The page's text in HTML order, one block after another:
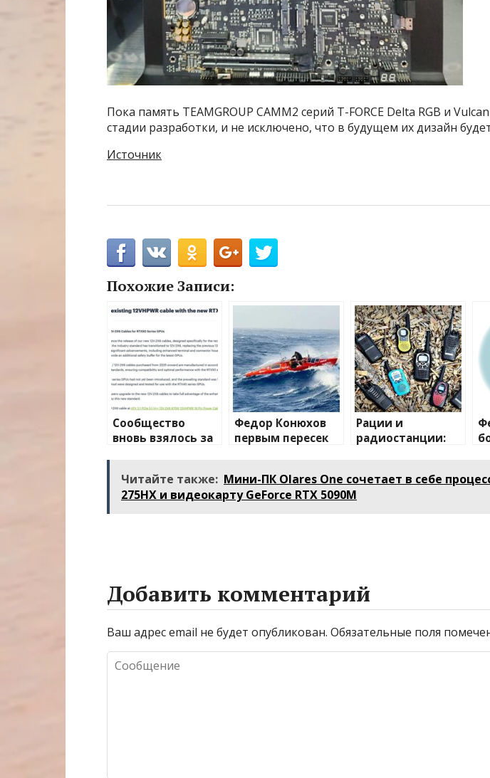
Пока память TEAMGROUP CAMM2 серий T-FORCE Delta RGB и
стадии разработки, и не исключено, что в будущем их дизайн
Источник
Похожие Записи:
Сообщество
вновь взялось за
разъема 12V-2×6
Федор Конюхов
первым пересек
весельной лодке
Рации и
радиостанции:
миру
беспроводной
Читайте также: Мини-ПК Olares One сочетает в себе
275HX и видеокарту GeForce RTX 5090M
Добавить комментарий
Ваш адрес email не будет опубликован. Обязательные поля